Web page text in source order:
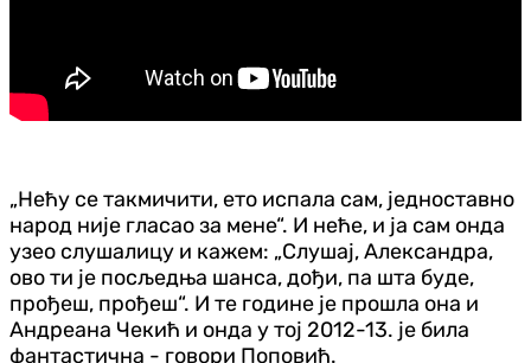
„Нећу се такмичити, ето испала сам, једноставно
народ није гласао за мене“. И неће, и ја сам онда
узео слушалицу и кажем: „Слушај, Александра,
ово ти је посљедња шанса, дођи, па шта буде,
прођеш, прођеш“. И те године је прошла она и
Андреана Чекић и онда у тој 2012-13. је била
фантастична - говори Поповић.